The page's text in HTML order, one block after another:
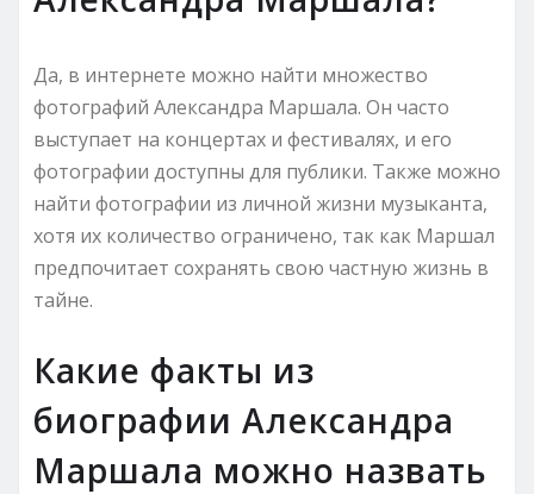
Да, в интернете можно найти множество
фотографий Александра Маршала. Он часто
выступает на концертах и фестивалях, и его
фотографии доступны для публики. Также можно
найти фотографии из личной жизни музыканта,
хотя их количество ограничено, так как Маршал
предпочитает сохранять свою частную жизнь в
тайне.
Какие факты из
биографии Александра
Маршала можно назвать